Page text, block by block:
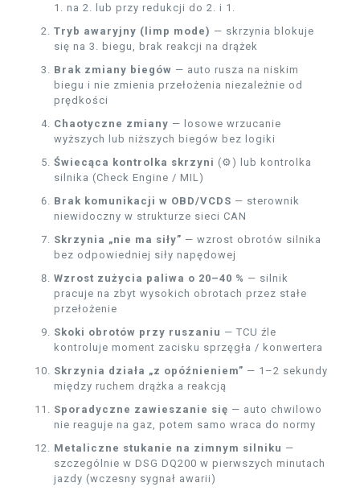
1. na 2. lub przy redukcji do 2. i 1.
Tryb awaryjny (limp mode) — skrzynia blokuje
się na 3. biegu, brak reakcji na drążek
Brak zmiany biegów — auto rusza na niskim
biegu i nie zmienia przełożenia niezależnie od
prędkości
Chaotyczne zmiany — losowe wrzucanie
wyższych lub niższych biegów bez logiki
Świecąca kontrolka skrzyni (⚙️) lub kontrolka
silnika (Check Engine / MIL)
Brak komunikacji w OBD/VCDS — sterownik
niewidoczny w strukturze sieci CAN
Skrzynia „nie ma siły” — wzrost obrotów silnika
bez odpowiedniej siły napędowej
Wzrost zużycia paliwa o 20–40 % — silnik
pracuje na zbyt wysokich obrotach przez stałe
przełożenie
Skoki obrotów przy ruszaniu — TCU źle
kontroluje moment zacisku sprzęgła / konwertera
Skrzynia działa „z opóźnieniem” — 1–2 sekundy
między ruchem drążka a reakcją
Sporadyczne zawieszanie się — auto chwilowo
nie reaguje na gaz, potem samo wraca do normy
Metaliczne stukanie na zimnym silniku —
szczególnie w DSG DQ200 w pierwszych minutach
jazdy (wczesny sygnał awarii)